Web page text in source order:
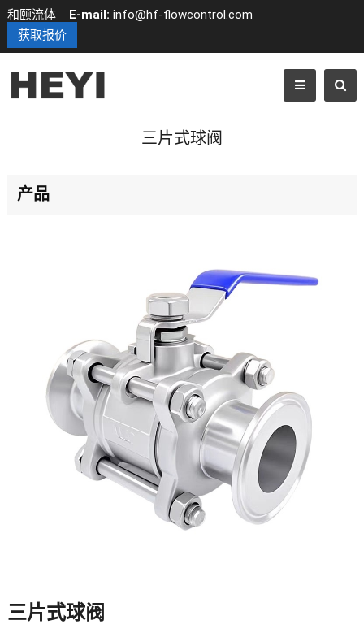
和颐流体 E-mail: info@hf-flowcontrol.com
获取报价
三片式球阀
产品
三片式球阀